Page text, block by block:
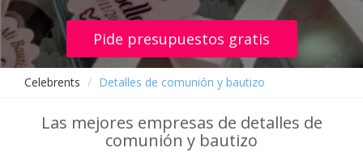
Pide presupuestos gratis
Celebrents Detalles de comunión y bautizo
Las mejores empresas de detalles de
comunión y bautizo